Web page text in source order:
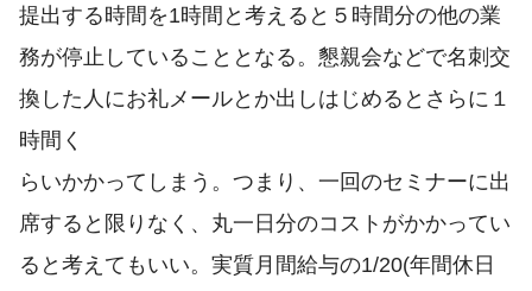
提出する時間を1時間と考えると５時間分の他の業
務が停止していることとなる。懇親会などで名刺交
換した人にお礼メールとか出しはじめるとさらに１
時間く
らいかかってしまう。つまり、一回のセミナーに出
席すると限りなく、丸一日分のコストがかかってい
ると考えてもいい。実質月間給与の1/20(年間休日